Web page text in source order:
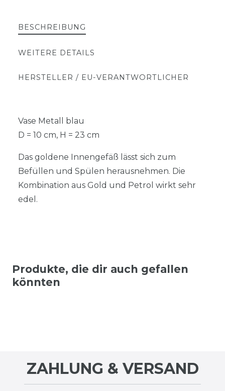
BESCHREIBUNG
WEITERE DETAILS
HERSTELLER / EU-VERANTWORTLICHER
Vase Metall blau
D = 10 cm, H = 23 cm
Das goldene Innengefäß lässt sich zum
Befüllen und Spülen herausnehmen. Die
Kombination aus Gold und Petrol wirkt sehr
edel.
Produkte, die dir auch gefallen
könnten
ZAHLUNG & VERSAND